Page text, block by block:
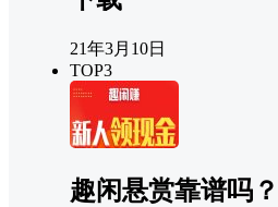
21年3月10日
TOP3
趣闲悬赏靠谱吗